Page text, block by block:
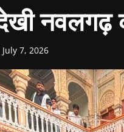
नवलगढ़
July 7, 2026